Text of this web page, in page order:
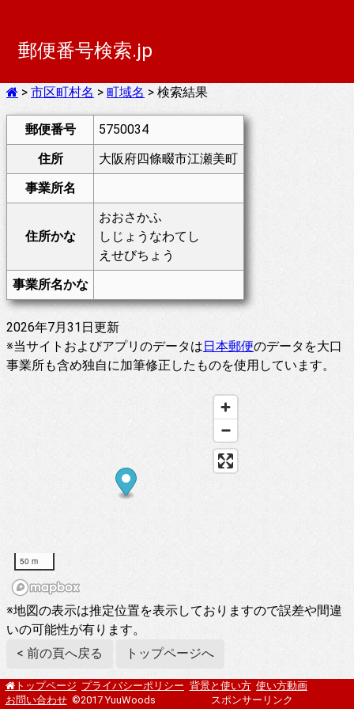
郵便番号検索.jp
> 市区町村名 > 町域名 > 検索結果
郵便番号
5750034
住所
大阪府四條畷市江瀬美町
事業所名
住所かな
おおさかふ
しじょうなわてし
えせびちょう
事業所名かな
2026年7月31日更新
※当サイトおよびアプリのデータは日本郵便のデータを大口
事業所も含め独自に加筆修正したものを使用しています。
50 m
※地図の表示は推定位置を表示しておりますので誤差や間違
いの可能性が有ります。
< 前の頁へ戻る
トップページへ
トップページ プライバシーポリシー 背景と使い方 使い方動画
お問い合わせ ©2017 YuuWoods スポンサーリンク